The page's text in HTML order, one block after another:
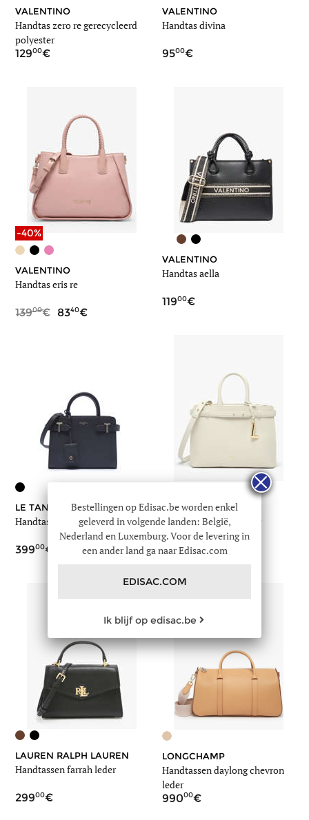
VALENTINO
Handtas zero re gerecycleerd
polyester
12900
VALENTINO
Handtas divina
9500
-40%
VALENTINO
Handtas eris re
13900 8340
VALENTINO
Handtas aella
11900
LE TANNEUR
Handtas s emilie leder
39900
LANCEL
Handtas faubourg leder
53000
LAUREN RALPH LAUREN
Handtassen farrah leder
29900
LONGCHAMP
Handtassen daylong chevron
leder
99000
Bestellingen op Edisac.be worden enkel
geleverd in volgende landen: België,
Nederland en Luxemburg. Voor de levering in
een ander land ga naar Edisac.com
EDISAC.COM
Ik blijf op edisac.be